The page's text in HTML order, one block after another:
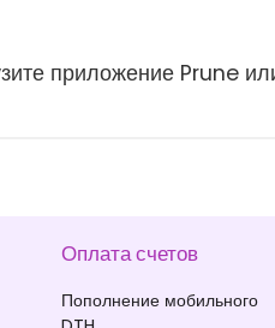
приложение Prune
Оплата счетов
Пополнение мобильного